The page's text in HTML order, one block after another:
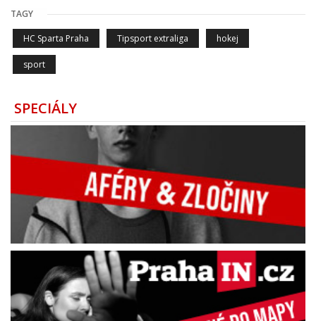
TAGY
HC Sparta Praha Tipsport extraliga hokej
sport
SPECIÁLY